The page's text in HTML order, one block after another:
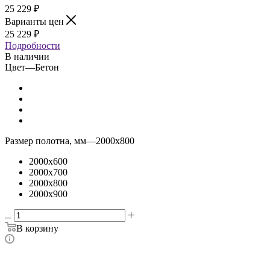
25 229 ₽
Варианты цен
25 229 ₽
Подробности
В наличии
Цвет—Бетон
Размер полотна, мм—2000x800
2000x600
2000x700
2000x800
2000x900
В корзину